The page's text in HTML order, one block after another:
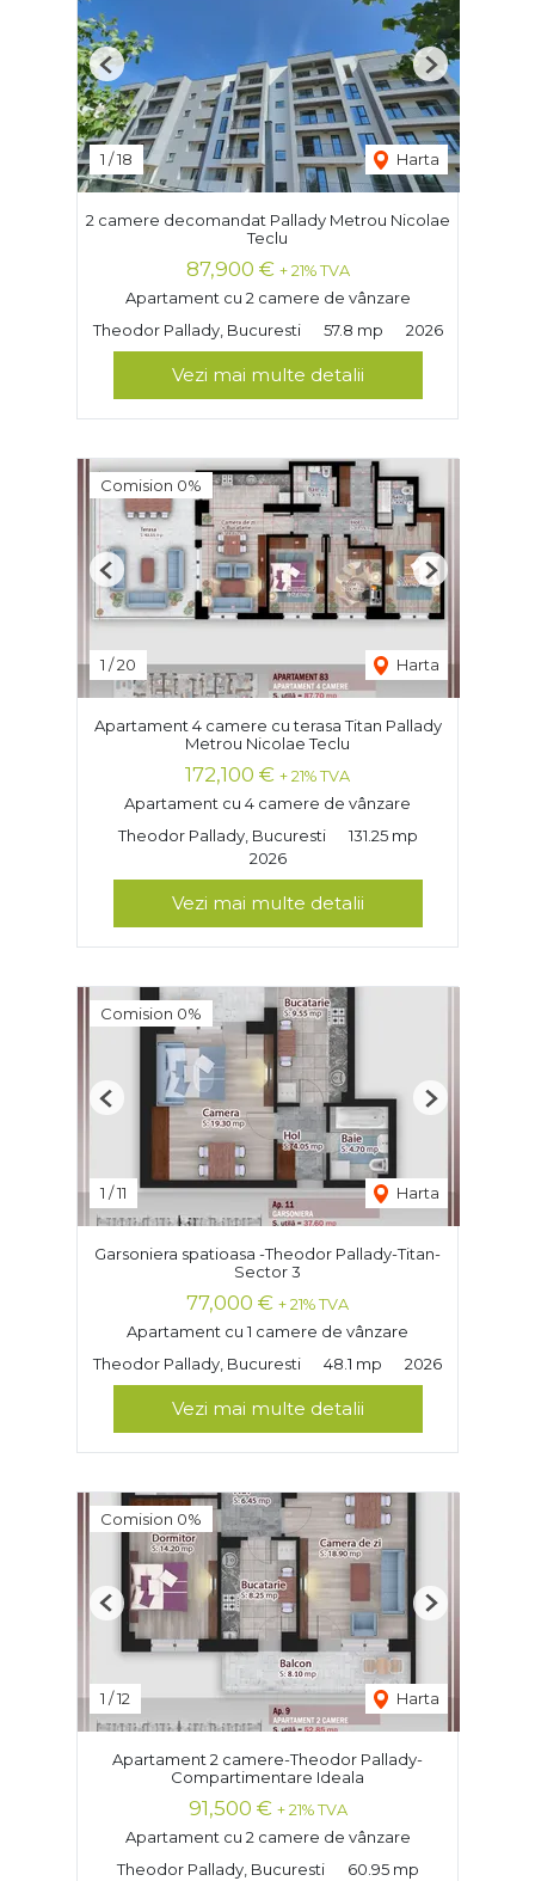
1 /18 Harta
Previous Next
2 camere decomandat Pallady Metrou Nicolae
Teclu
87,900 € + 21% TVA
Apartament cu 2 camere de vânzare
Theodor Pallady, Bucuresti
57.8 mp 2026
Vezi mai multe detalii
Comision 0%
1 /20 Harta
Previous Next
Apartament 4 camere cu terasa Titan Pallady
Metrou Nicolae Teclu
172,100 € + 21% TVA
Apartament cu 4 camere de vânzare
Theodor Pallady, Bucuresti
131.25 mp
2026
Vezi mai multe detalii
Comision 0%
1 /11 Harta
Previous Next
Garsoniera spatioasa -Theodor Pallady-Titan-
Sector 3
77,000 € + 21% TVA
Apartament cu 1 camere de vânzare
Theodor Pallady, Bucuresti
48.1 mp 2026
Vezi mai multe detalii
Comision 0%
1 /12 Harta
Previous Next
Apartament 2 camere-Theodor Pallady-
Compartimentare Ideala
91,500 € + 21% TVA
Apartament cu 2 camere de vânzare
Theodor Pallady, Bucuresti
60.95 mp